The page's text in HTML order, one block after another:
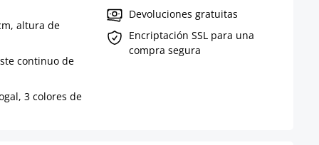
altura de
continuo de
3 colores de
Devoluciones gratuitas
Encriptación SSL para una
compra segura